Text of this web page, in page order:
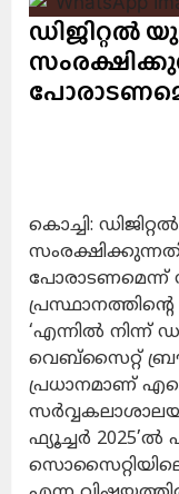
ഡിജിറ്റല്‍
കൊച്ചി:
പോരാടണമെന്ന്
‘എന്നില്‍ നിന്ന്
വെബ്‌സൈറ്റ്
പ്രധാനമാണ്
ഫ്യൂച്ചര്‍ 2025’ല്‍